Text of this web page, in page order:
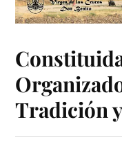
Tradición